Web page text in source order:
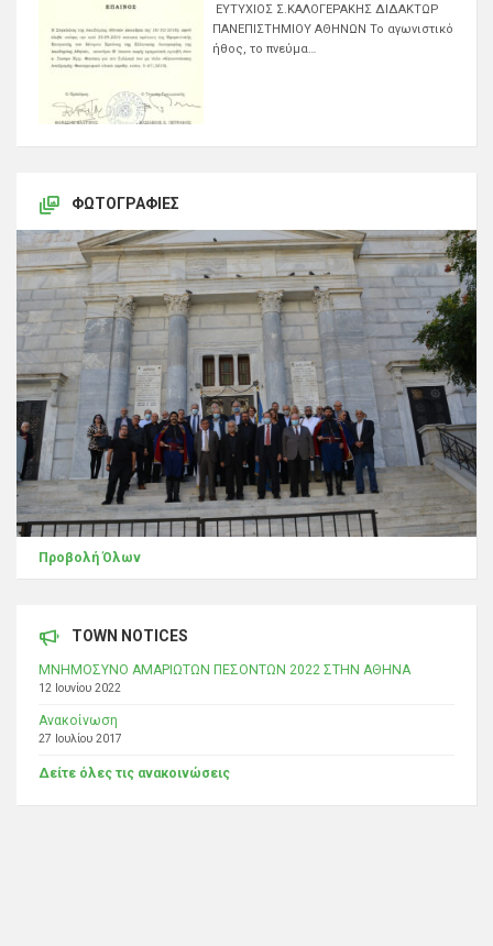
ΕΥΤΥΧΙΟΣ Σ.ΚΑΛΟΓΕΡΑΚΗΣ ΔΙΔΑΚΤΩΡ
ΠΑΝΕΠΙΣΤΗΜΙΟΥ ΑΘΗΝΩΝ Το αγωνιστικό
ήθος, το πνεύμα…
ΦΩΤΟΓΡΑΦΊΕΣ
Προβολή Όλων
TOWN NOTICES
ΜΝΗΜΟΣΥΝΟ ΑΜΑΡΙΩΤΩΝ ΠΕΣΟΝΤΩΝ 2022 ΣΤΗΝ ΑΘΗΝΑ
12 Ιουνίου 2022
Ανακοίνωση
27 Ιουλίου 2017
Δείτε όλες τις ανακοινώσεις